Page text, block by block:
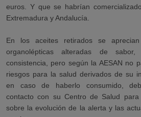
euros. Y que se habrían
Extremadura y Andalucía.
En los aceites retirados se aprecian
organolépticas alteradas de
consistencia, pero según la AESAN no
riesgos para la salud derivados de su
en caso de haberlo consumido,
contacto con su Centro de Salud
sobre la evolución de la alerta y las